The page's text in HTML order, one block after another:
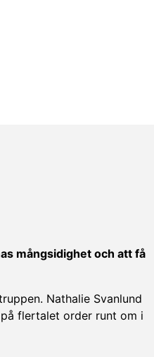
mångsidighet och att få
Nathalie Svanlund
flertalet order runt om i